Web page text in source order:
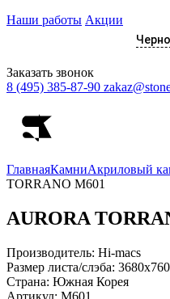
Наши работы Акции
Заказать звонок
8 (495) 385-87-90
ГлавнаяКамниАкриловый
TORRANO M601
AURORA
Производитель: Hi-macs
Размер листа/слэба: 3680х760
Страна: Южная Корея
Артикул: M601